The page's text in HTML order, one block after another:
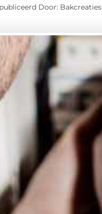
Door: Bakcreaties